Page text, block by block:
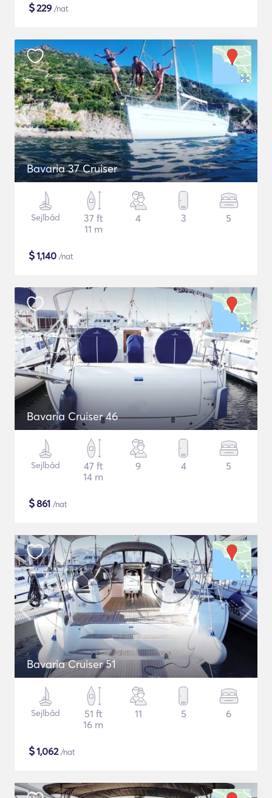
$229 /nat
Bavaria 37 Cruiser
Sejlbåd
37 ft
11 m
4 3 5
$1,140 /nat
Bavaria Cruiser 46
Sejlbåd
47 ft
14 m
9 4 5
$861 /nat
Bavaria Cruiser 51
Sejlbåd
51 ft
16 m
11 5 6
$1,062/nat